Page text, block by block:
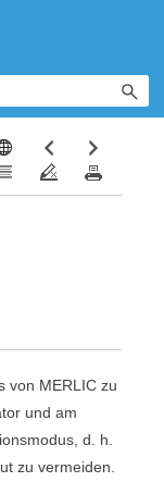
von MERLIC zu
und am
d. h.
zu vermeiden.